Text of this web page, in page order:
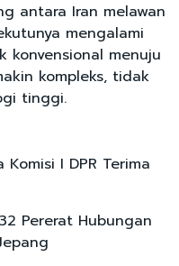
antara Iran melawan
mengalami
konvensional menuju
kompleks, tidak
tinggi.
I DPR Terima
Pererat Hubungan